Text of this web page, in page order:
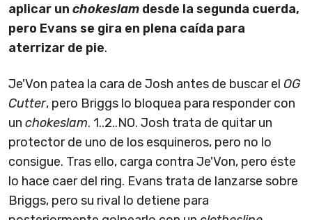
aplicar un chokeslam desde la segunda cuerda,
pero Evans se gira en plena caída para
aterrizar de pie.
Je'Von patea la cara de Josh antes de buscar el OG
Cutter, pero Briggs lo bloquea para responder con
un chokeslam. 1..2..NO. Josh trata de quitar un
protector de uno de los esquineros, pero no lo
consigue. Tras ello, carga contra Je'Von, pero éste
lo hace caer del ring. Evans trata de lanzarse sobre
Briggs, pero su rival lo detiene para